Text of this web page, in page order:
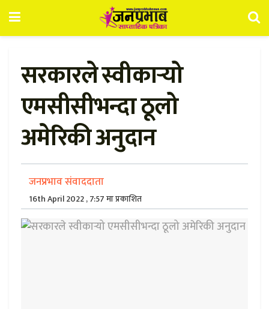
सरकारले स्वीकार्‍यो
एमसीसीभन्दा ठूलो
अमेरिकी अनुदान
जनप्रभाव संवाददाता
16th April 2022 , 7:57 मा प्रकाशित